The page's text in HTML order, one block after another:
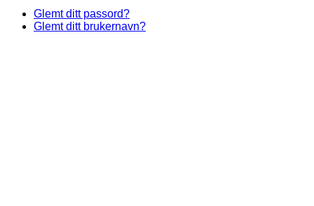
Glemt ditt passord?
Glemt ditt brukernavn?